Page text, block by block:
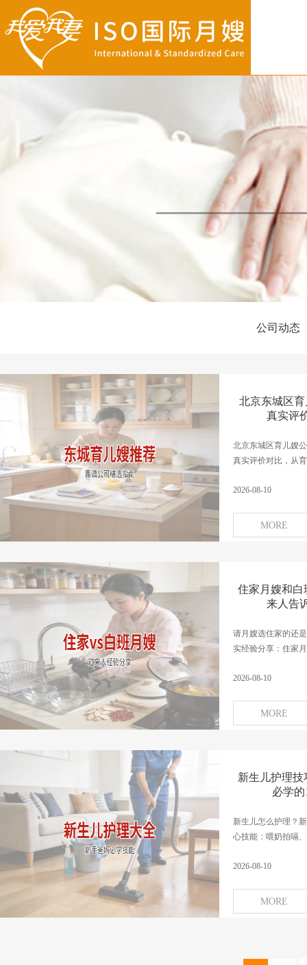
公司动态
北京东城区
真实评
北京东城区育儿嫂
真实评价对比，从
2026-08-10
MORE
住家月嫂和白
来人告
请月嫂选住家的还
实经验分享：住家
2026-08-10
MORE
新生儿护理技
必学
新生儿怎么护理？
心技能：喂奶拍嗝
2026-08-10
MORE